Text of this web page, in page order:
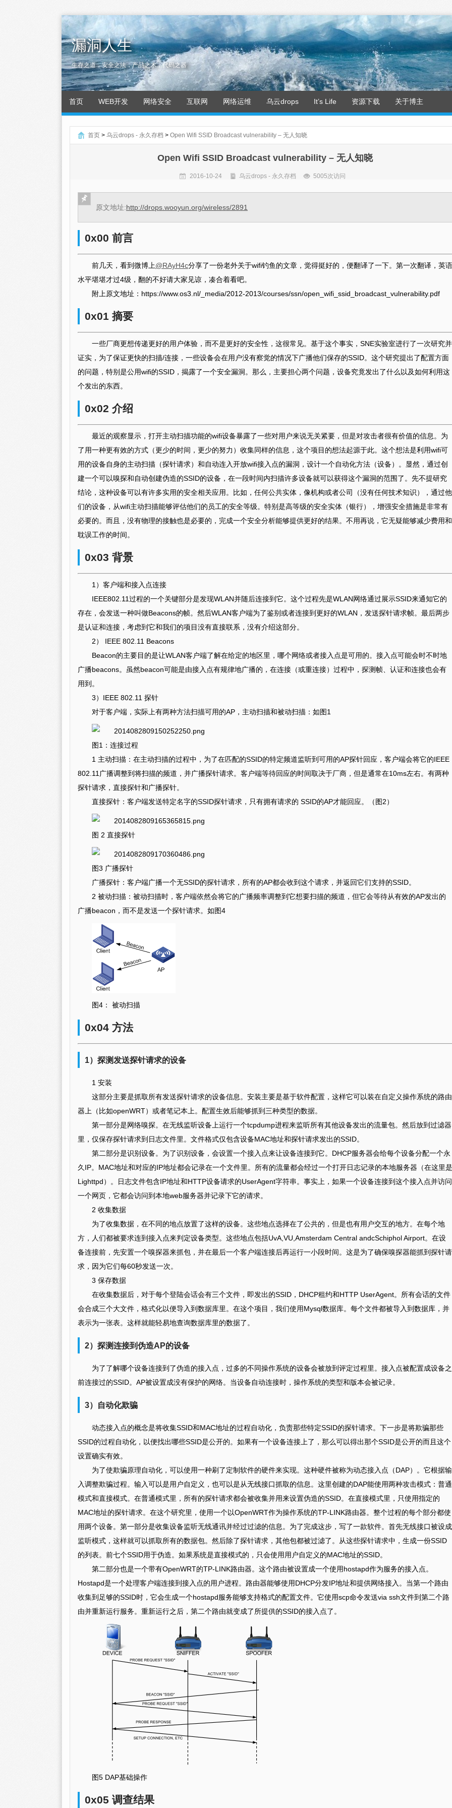
漏洞人生
生存之道，安全之法，产品之术，代码之器
首页 WEB开发 网络安全 互联网 网络运维 乌云drops It’s Life 资源下载 关于博主
首页 > 乌云drops - 永久存档 > Open Wifi SSID Broadcast vulnerability – 无人知晓
Open Wifi SSID Broadcast vulnerability – 无人知晓
2016-10-24 乌云drops - 永久存档 5005次访问
原文地址:http://drops.wooyun.org/wireless/2891
0x00 前言
前几天，看到微博上@RAyH4c分享了一份老外关于wifi钓鱼的文章，觉得挺好的，便翻译了一下。第一次翻译，英语
水平堪堪才过4级，翻的不好请大家见谅，凑合着看吧。
附上原文地址：https://www.os3.nl/_media/2012-2013/courses/ssn/open_wifi_ssid_broadcast_vulnerability.pdf
0x01 摘要
一些厂商更想传递更好的用户体验，而不是更好的安全性，这很常见。基于这个事实，SNE实验室进行了一次研究并
证实，为了保证更快的扫描/连接，一些设备会在用户没有察觉的情况下广播他们保存的SSID。这个研究提出了配置方面
的问题，特别是公用wifi的SSID，揭露了一个安全漏洞。那么，主要担心两个问题，设备究竟发出了什么以及如何利用这
个发出的东西。
0x02 介绍
最近的观察显示，打开主动扫描功能的wifi设备暴露了一些对用户来说无关紧要，但是对攻击者很有价值的信息。为
了用一种更有效的方式（更少的时间，更少的努力）收集同样的信息，这个项目的想法起源于此。这个想法是利用wifi可
用的设备自身的主动扫描（探针请求）和自动连入开放wifi接入点的漏洞，设计一个自动化方法（设备）。显然，通过创
建一个可以嗅探和自动创建伪造的SSID的设备，在一段时间内扫描许多设备就可以获得这个漏洞的范围了。先不提研究
结论，这种设备可以有许多实用的安全相关应用。比如，任何公共实体，像机构或者公司（没有任何技术知识），通过他
们的设备，从wifi主动扫描能够评估他们的员工的安全等级。特别是高等级的安全实体（银行），增强安全措施是非常有
必要的。而且，没有物理的接触也是必要的，完成一个安全分析能够提供更好的结果。不用再说，它无疑能够减少费用和
耽误工作的时间。
0x03 背景
1）客户端和接入点连接
IEEE802.11过程的一个关键部分是发现WLAN并随后连接到它。这个过程先是WLAN网络通过展示SSID来通知它的
存在，会发送一种叫做Beacons的帧。然后WLAN客户端为了鉴别或者连接到更好的WLAN，发送探针请求帧。最后两步
是认证和连接，考虑到它和我们的项目没有直接联系，没有介绍这部分。
2） IEEE 802.11 Beacons
Beacon的主要目的是让WLAN客户端了解在给定的地区里，哪个网络或者接入点是可用的。接入点可能会时不时地
广播beacons。虽然beacon可能是由接入点有规律地广播的，在连接（或重连接）过程中，探测帧、认证和连接也会有
用到。
3）IEEE 802.11 探针
对于客户端，实际上有两种方法扫描可用的AP，主动扫描和被动扫描：如图1
图1：连接过程
1 主动扫描：在主动扫描的过程中，为了在匹配的SSID的特定频道监听到可用的AP探针回应，客户端会将它的IEEE
802.11广播调整到将扫描的频道，并广播探针请求。客户端等待回应的时间取决于厂商，但是通常在10ms左右。有两种
探针请求，直接探针和广播探针。
直接探针：客户端发送特定名字的SSID探针请求，只有拥有请求的 SSID的AP才能回应。（图2）
图 2 直接探针
图3 广播探针
广播探针：客户端广播一个无SSID的探针请求，所有的AP都会收到这个请求，并返回它们支持的SSID。
2 被动扫描：被动扫描时，客户端依然会将它的广播频率调整到它想要扫描的频道，但它会等待从有效的AP发出的
广播beacon，而不是发送一个探针请求。如图4
图4： 被动扫描
0x04 方法
1）探测发送探针请求的设备
1 安装
这部分主要是抓取所有发送探针请求的设备信息。安装主要是基于软件配置，这样它可以装在自定义操作系统的路由
器上（比如openWRT）或者笔记本上。配置生效后能够抓到三种类型的数据。
第一部分是网络嗅探。在无线监听设备上运行一个tcpdump进程来监听所有其他设备发出的流量包。然后放到过滤器
里，仅保存探针请求到日志文件里。文件格式仅包含设备MAC地址和探针请求发出的SSID。
第二部分是识别设备。为了识别设备，会设置一个接入点来让设备连接到它。DHCP服务器会给每个设备分配一个永
久IP。MAC地址和对应的IP地址都会记录在一个文件里。所有的流量都会经过一个打开日志记录的本地服务器（在这里是
Lighttpd）。日志文件包含IP地址和HTTP设备请求的UserAgent字符串。事实上，如果一个设备连接到这个接入点并访问
一个网页，它都会访问到本地web服务器并记录下它的请求。
2 收集数据
为了收集数据，在不同的地点放置了这样的设备。这些地点选择在了公共的，但是也有用户交互的地方。在每个地
方，人们都被要求连到接入点来判定设备类型。这些地点包括UvA,VU,Amsterdam Central andcSchiphol Airport。在设
备连接前，先安置一个嗅探器来抓包，并在最后一个客户端连接后再运行一小段时间。这是为了确保嗅探器能抓到探针请
求，因为它们每60秒发送一次。
3 保存数据
在收集数据后，对于每个登陆会话会有三个文件，即发出的SSID，DHCP租约和HTTP UserAgent。所有会话的文件
会合成三个大文件，格式化以便导入到数据库里。在这个项目，我们使用Mysql数据库。每个文件都被导入到数据库，并
表示为一张表。这样就能轻易地查询数据库里的数据了。
2）探测连接到伪造AP的设备
为了了解哪个设备连接到了伪造的接入点，过多的不同操作系统的设备会被放到评定过程里。接入点被配置成设备之
前连接过的SSID。AP被设置成没有保护的网络。当设备自动连接时，操作系统的类型和版本会被记录。
3）自动化欺骗
动态接入点的概念是将收集SSID和MAC地址的过程自动化，负责那些特定SSID的探针请求。下一步是将欺骗那些
SSID的过程自动化，以便找出哪些SSID是公开的。如果有一个设备连接上了，那么可以得出那个SSID是公开的而且这个
设置确实有效。
为了使欺骗原理自动化，可以使用一种刷了定制软件的硬件来实现。这种硬件被称为动态接入点（DAP）。它根据输
入调整欺骗过程。输入可以是用户自定义，也可以是从无线接口抓取的信息。这里创建的DAP能使用两种攻击模式：普通
模式和直接模式。在普通模式里，所有的探针请求都会被收集并用来设置伪造的SSID。在直接模式里，只使用指定的
MAC地址的探针请求。在这个研究里，使用一个以OpenWRT作为操作系统的TP-LINK路由器。整个过程的每个部分都使
用两个设备。第一部分是收集设备监听无线通讯并经过过滤的信息。为了完成这步，写了一款软件。首先无线接口被设成
监听模式，这样就可以抓取所有的数据包。然后除了探针请求，其他包都被过滤了。从这些探针请求中，生成一份SSID
的列表。前七个SSID用于伪造。如果系统是直接模式的，只会使用用户自定义的MAC地址的SSID。
第二部分也是一个带有OpenWRT的TP-LINK路由器。这个路由被设置成一个使用hostapd作为服务的接入点。
Hostapd是一个处理客户端连接到接入点的用户进程。路由器能够使用DHCP分发IP地址和提供网络接入。当第一个路由
收集到足够的SSID时，它会生成一个hostapd服务能够支持格式的配置文件。它使用scp命令发送via ssh文件到第二个路
由并重新运行服务。重新运行之后，第二个路由就变成了所提供的SSID的接入点了。
图5 DAP基础操作
0x05 调查结果